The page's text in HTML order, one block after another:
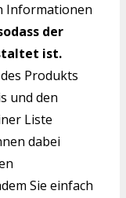
Informationen
der
ist.
Produkts
und den
Liste
dabei
Sie einfach